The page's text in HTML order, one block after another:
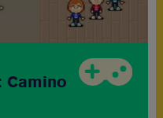
Camino